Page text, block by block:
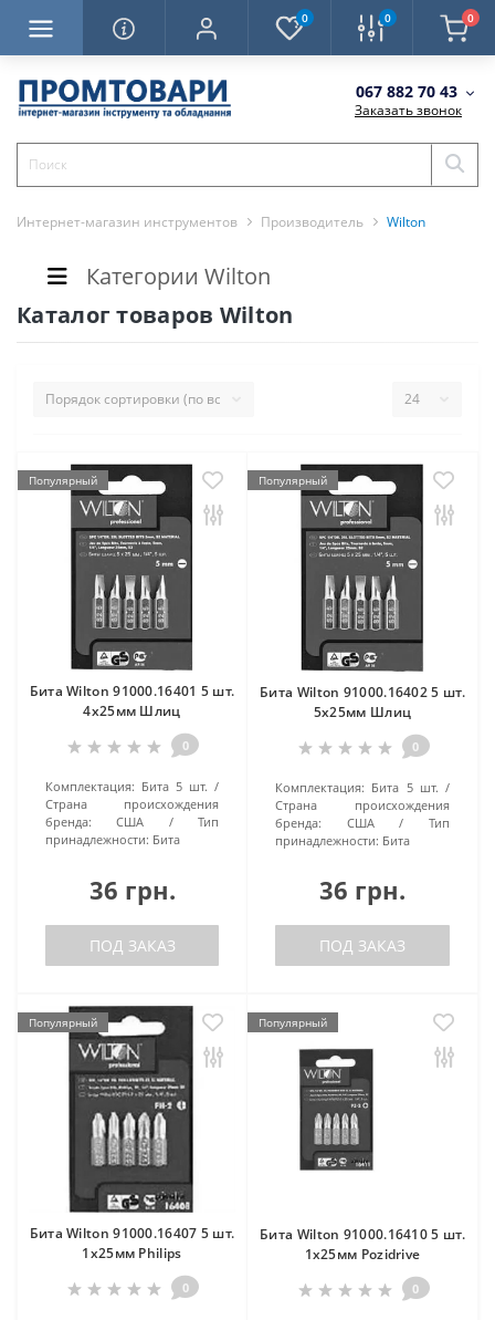
0 0 0
067 882 70 43
Заказать звонок
Интернет-магазин инструментов Производитель Wilton
Категории Wilton
Каталог товаров Wilton
Популярный
Бита Wilton 91000.16401 5 шт.
4х25мм Шлиц
0
Комплектация: Бита 5 шт.
Страна происхождения
бренда:
США
Тип
принадлежности: Бита
36 грн.
ПОД ЗАКАЗ
Популярный
Бита Wilton 91000.16402 5 шт.
5х25мм Шлиц
0
Комплектация: Бита 5 шт.
Страна происхождения
бренда:
США
Тип
принадлежности: Бита
36 грн.
ПОД ЗАКАЗ
Популярный
Бита Wilton 91000.16407 5 шт.
1х25мм Philips
0
Популярный
Бита Wilton 91000.16410 5 шт.
1х25мм Pozidrive
0